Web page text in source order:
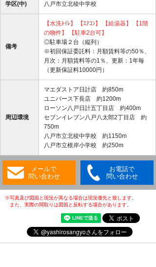
学区(中) 八戸市立北稜中学校
備考
【水洗ﾄｲﾚ】 【ｴｱｺﾝ】 【給湯器】
【1階
の物件】
【駐車2台可】
◎駐車場２台（縦列）
※初回保証委託料：月額賃料等の50％、
月次：月額賃料等の1％、更新：1年毎
（更新保証料10000円）
周辺環境
マエダストア日計店 約850m
ユニバース下長店 約1200m
ローソン八戸日計五丁目店 約400m
セブンイレブン八戸八太郎2丁目店 約
750m
八戸市立北稜中学校 約1150m
八戸市立根岸小学校 約250m
メールで
問い合わせ
お電話で
問い合わせ
※写真及び図面と現況が異なる場合は現況優先と致します。
また、実際の間取りは図面と反転する場合があります。